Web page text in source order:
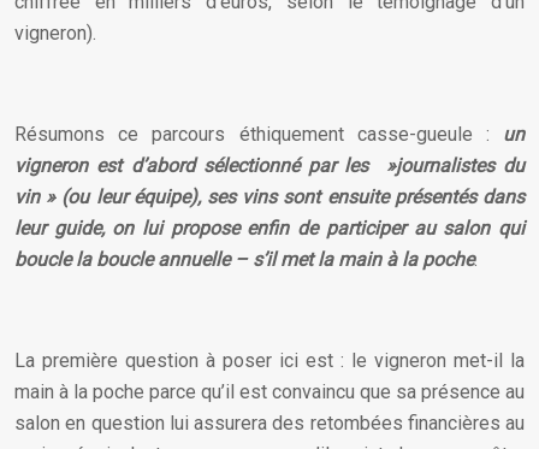
vigneron).
Résumons ce parcours éthiquement casse-gueule : un
vigneron est d’abord sélectionné par les »journalistes du
vin » (ou leur équipe), ses vins sont ensuite présentés dans
leur guide, on lui propose enfin de participer au salon qui
boucle la boucle annuelle – s’il met la main à la poche.
La première question à poser ici est : le vigneron met-il la
main à la poche parce qu’il est convaincu que sa présence au
salon en question lui assurera des retombées financières au